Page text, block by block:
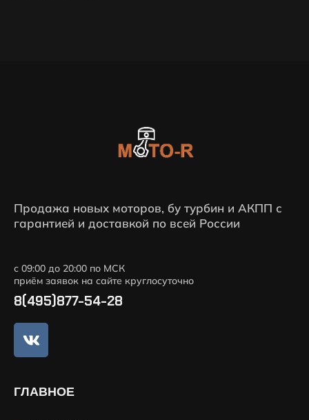
Продажа новых моторов, бу турбин и АКПП с
гарантией и доставкой по всей России
с 09:00 до 20:00 по МСК
приём заявок на сайте круглосуточно
8(495)877-54-28
ГЛАВНОЕ